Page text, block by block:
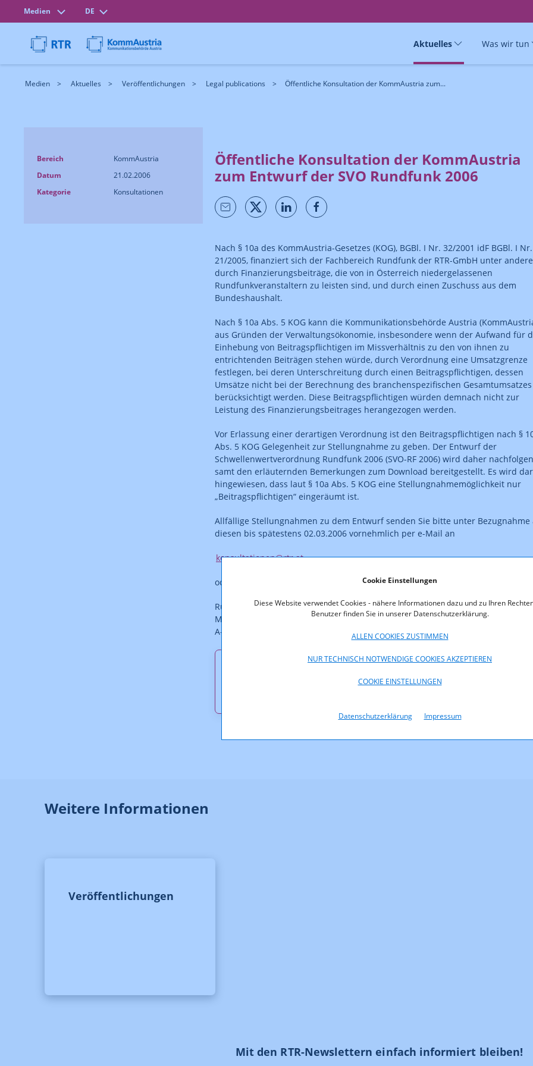
Cookie Einstellungen
Diese Website verwendet Cookies - nähere Informationen dazu und zu Ihren
Benutzer finden Sie in unserer Datenschutzerklärung.
ALLEN COOKIES ZUSTIMMEN
NUR TECHNISCH NOTWENDIGE COOKIES AKZEPTIEREN
COOKIE EINSTELLUNGEN
Datenschutzerklärung Impressum
Medien DE
Aktuelles Was wir tun
Medien Aktuelles Veröffentlichungen Legal publications Öffentliche Konsultation der KommAustria zum...
Bereich
KommAustria
Datum
21.02.2006
Kategorie
Konsultationen
Öffentliche Konsultation der KommAustria
zum Entwurf der SVO Rundfunk 2006
Nach § 10a des KommAustria-Gesetzes (KOG), BGBl. I Nr. 32/2001 idF BGBl. I Nr.
21/2005, finanziert sich der Fachbereich Rundfunk der RTR-GmbH unter
durch Finanzierungsbeiträge, die von in Österreich niedergelassenen
Rundfunkveranstaltern zu leisten sind, und durch einen Zuschuss aus dem
Bundeshaushalt.
Nach § 10a Abs. 5 KOG kann die Kommunikationsbehörde Austria
aus Gründen der Verwaltungsökonomie, insbesondere wenn der Aufwand für
Einhebung von Beitragspflichtigen im Missverhältnis zu den von ihnen zu
entrichtenden Beiträgen stehen würde, durch Verordnung eine Umsatzgrenze
festlegen, bei deren Unterschreitung durch einen Beitragspflichtigen, dessen
Umsätze nicht bei der Berechnung des branchenspezifischen Gesamtumsatzes
berücksichtigt werden. Diese Beitragspflichtigen würden demnach nicht zur
Leistung des Finanzierungsbeitrages herangezogen werden.
Vor Erlassung einer derartigen Verordnung ist den Beitragspflichtigen nach §
Abs. 5 KOG Gelegenheit zur Stellungnahme zu geben. Der Entwurf der
Schwellenwertverordnung Rundfunk 2006 (SVO-RF 2006) wird daher
samt den erläuternden Bemerkungen zum Download bereitgestellt. Es wird
hingewiesen, dass laut § 10a Abs. 5 KOG eine Stellungnahmemöglichkeit nur
„Beitragspflichtigen“ eingeräumt ist.
Allfällige Stellungnahmen zu dem Entwurf senden Sie bitte unter Bezugnahme
diesen bis spätestens 02.03.2006 vornehmlich per e-Mail an
konsultationen@rtr.at
oder
Rundfunk und Telekom Regulierungs-GmbH
Mariahilfer Straße 77-79
A-1060 Wien; Austria
Weitere Informationen
Veröffentlichungen
Mit den RTR-Newslettern einfach informiert bleiben!